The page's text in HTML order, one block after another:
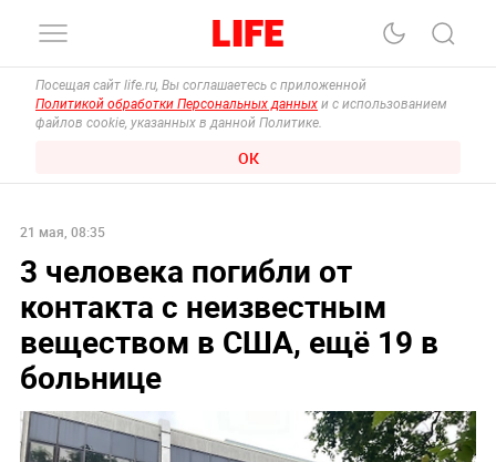
Посещая сайт life.ru, Вы соглашаетесь с приложенной
Политикой обработки Персональных данных и с использованием
файлов cookie, указанных в данной Политике.
ОК
21 мая, 08:35
3 человека погибли от
контакта с неизвестным
веществом в США, ещё 19 в
больнице